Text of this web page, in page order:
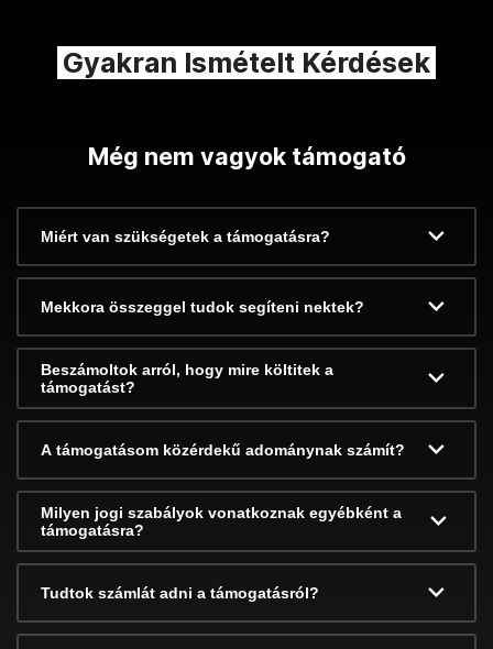
Gyakran Ismételt Kérdések
Még nem vagyok támogató
Miért van szükségetek a támogatásra?
Mekkora összeggel tudok segíteni nektek?
Beszámoltok arról, hogy mire költitek a
támogatást?
A támogatásom közérdekű adománynak számít?
Milyen jogi szabályok vonatkoznak egyébként a
támogatásra?
Tudtok számlát adni a támogatásról?